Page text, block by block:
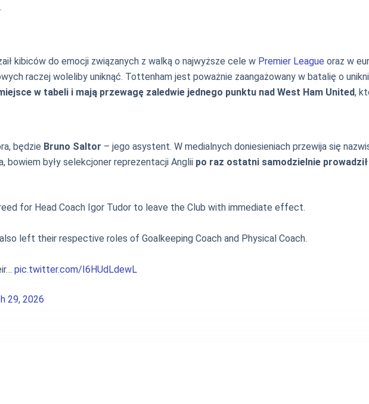
.
kibiców do emocji związanych z walką o najwyższe cele w Premier League oraz w
raczej woleliby uniknąć. Tottenham jest poważnie zaangażowany w batalię o
w tabeli i mają przewagę zaledwie jednego punktu nad West Ham United,
będzie Bruno Saltor – jego asystent. W medialnych doniesieniach przewija się
bowiem były selekcjoner reprezentacji Anglii po raz ostatni samodzielnie
for Head Coach Igor Tudor to leave the Club with immediate effect.
left their respective roles of Goalkeeping Coach and Physical Coach.
pic.twitter.com/I6HUdLdewL
29, 2026